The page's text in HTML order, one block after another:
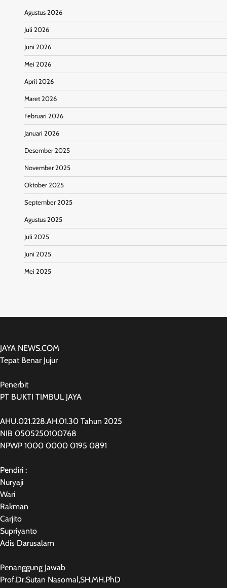
Agustus 2026
Juli 2026
Juni 2026
Mei 2026
April 2026
Maret 2026
Februari 2026
Januari 2026
Desember 2025
November 2025
Oktober 2025
September 2025
Agustus 2025
Juli 2025
Juni 2025
Mei 2025
JAYA NEWS.COM
Tepat Benar Jujur
Penerbit
PT BUKTI TIMBUL JAYA
AHU.021.228.AH.01.30 Tahun 2025
NIB 0505250100768
NPWP 1000 0000 0195 0891
Pendiri :
Nuryaji
Wari
Rakman
Carjito
Supriyanto
Adis Darusalam
Penanggung Jawab
Prof.Dr.Sutan Nasomal,SH.MH.PhD